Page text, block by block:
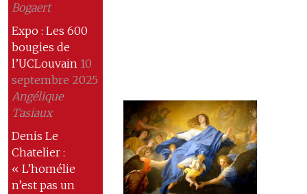
Bogaert
Expo : Les 600
bougies de
l’UCLouvain 10
septembre 2025
Angélique
Tasiaux
Denis Le
Chatelier :
« L’homélie
n’est pas un